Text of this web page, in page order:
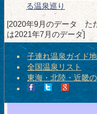
る温泉巡り
[2020年9月のデータ た
は2021年7月のデータ]
子連れ温泉ガイド
全国温泉リスト
東海・北陸・近畿